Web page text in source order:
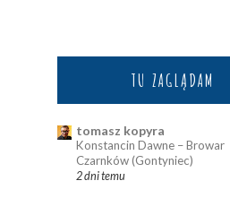
TU ZAGLĄDAM
tomasz kopyra
Konstancin Dawne – Browar
Czarnków (Gontyniec)
2 dni temu